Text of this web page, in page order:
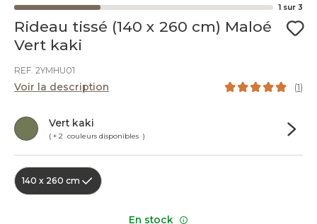
1 sur 3
Rideau tissé (140 x 260 cm) Maloé
Vert kaki
REF. 2YMHU01
Voir la description (1)
Vert kaki
( + 2 couleurs disponibles )
140 x 260 cm